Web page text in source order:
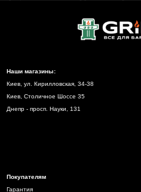
Наши магазины:
Киев, ул. Кирилловская, 34-38
Киев, Столичное Шоссе 35
Днепр - просп. Науки, 131
Покупателям
Гарантия